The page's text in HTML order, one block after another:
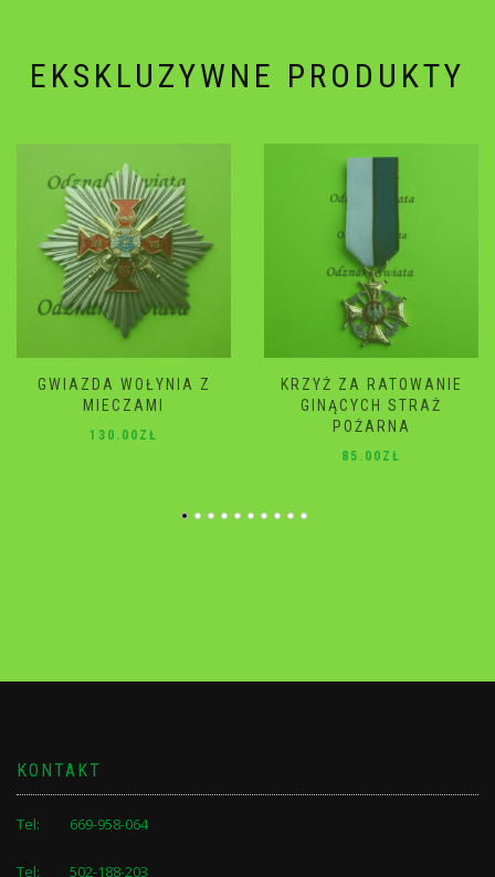
EKSKLUZYWNE PRODUKTY
KRZYŻ ZA RATOWANIE
GINĄCYCH STRAŻ
POŻARNA
GWIAZDA WOŁYNIA
120.00 ZŁ
KONTAKT
Tel: 669-958-064
Tel: 502-188-203